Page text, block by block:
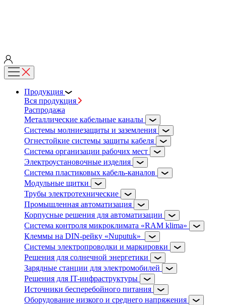
Продукция
Вся продукция
Распродажа
Металлические кабельные каналы
Системы молниезащиты и заземления
Огнестойкие системы защиты кабеля
Система организации рабочих мест
Электроустановочные изделия
Система пластиковых кабель-каналов
Модульные щитки
Трубы электротехнические
Промышленная автоматизация
Корпусные решения для автоматизации
Система контроля микроклимата «RAM klima»
Клеммы на DIN-рейку «Nuputuk»
Системы электропроводки и маркировки
Решения для солнечной энергетики
Зарядные станции для электромобилей
Решения для IT-инфраструктуры
Источники бесперебойного питания
Оборудование низкого и среднего напряжения